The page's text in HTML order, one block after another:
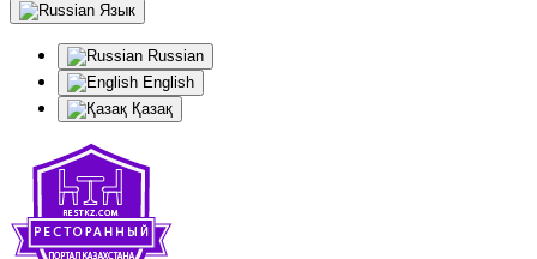
Язык
Russian
English
Қазақ